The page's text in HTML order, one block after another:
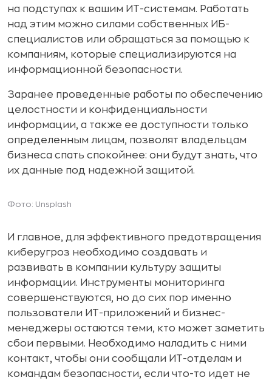
на подступах к вашим ИТ-системам. Работать
над этим можно силами собственных ИБ-
специалистов или обращаться за помощью к
компаниям, которые специализируются на
информационной безопасности.
Заранее проведенные работы по обеспечению
целостности и конфиденциальности
информации, а также ее доступности только
определенным лицам, позволят владельцам
бизнеса спать спокойнее: они будут знать, что
их данные под надежной защитой.
Фото: Unsplash
И главное, для эффективного предотвращения
киберугроз необходимо создавать и
развивать в компании культуру защиты
информации. Инструменты мониторинга
совершенствуются, но до сих пор именно
пользователи ИТ-приложений и бизнес-
менеджеры остаются теми, кто может заметить
сбои первыми. Необходимо наладить с ними
контакт, чтобы они сообщали ИТ-отделам и
командам безопасности, если что-то идет не